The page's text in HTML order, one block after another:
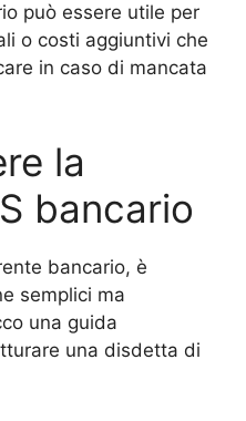
può essere utile per
o costi aggiuntivi che
in caso di mancata
la
bancario
bancario, è
semplici ma
una guida
una disdetta di